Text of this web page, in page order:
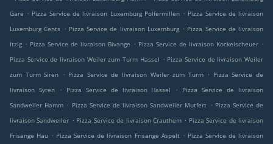
Gare . Pizza Service de livraison Luxemburg Polfermillen . Pizza Service de livraison
Luxemburg Cents . Pizza Service de livraison Luxemburg . Pizza Service de livraison
Itzig . Pizza Service de livraison Bivange . Pizza Service de livraison Kockelscheuer .
Pizza Service de livraison Weiler zum Turm Hassel . Pizza Service de livraison Weiler
zum Turm Siren
. Pizza Service de livraison Weiler zum Turm . Pizza Service de
livraison Syren
. Pizza Service de livraison Hassel .
Pizza Service de livraison
Sandweiler Hamm . Pizza Service de livraison Sandweiler Mutfert . Pizza Service de
livraison Sandweiler . Pizza Service de livraison Crauthem . Pizza Service de livraison
Frisange Hau . Pizza Service de livraison Frisange Aspelt . Pizza Service de livraison